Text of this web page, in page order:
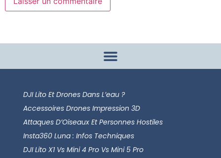
DJI Lito Et Drones Dans L’eau ?
Accessoires Drones Impression 3D
Attaques D’Oiseaux Et Personnes Hostiles
Insta360 Luna : Infos Techniques
DJI Lito X1 Vs Mini 4 Pro Vs Mini 5 Pro